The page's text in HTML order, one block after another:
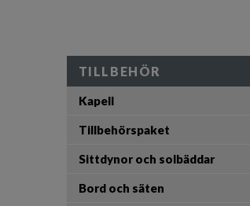
TILLBEHÖR
Kapell
Tillbehörspaket
Sittdynor och solbäddar
Bord och säten